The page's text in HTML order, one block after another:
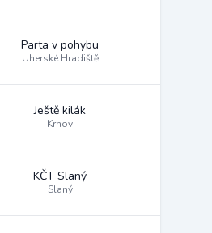
Parta v pohybu
Uherské Hradiště
Ještě kilák
Krnov
KČT Slaný
Slaný